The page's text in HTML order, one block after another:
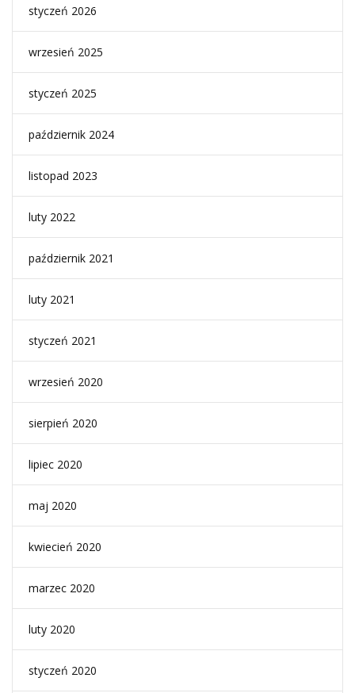
styczeń 2026
wrzesień 2025
styczeń 2025
październik 2024
listopad 2023
luty 2022
październik 2021
luty 2021
styczeń 2021
wrzesień 2020
sierpień 2020
lipiec 2020
maj 2020
kwiecień 2020
marzec 2020
luty 2020
styczeń 2020